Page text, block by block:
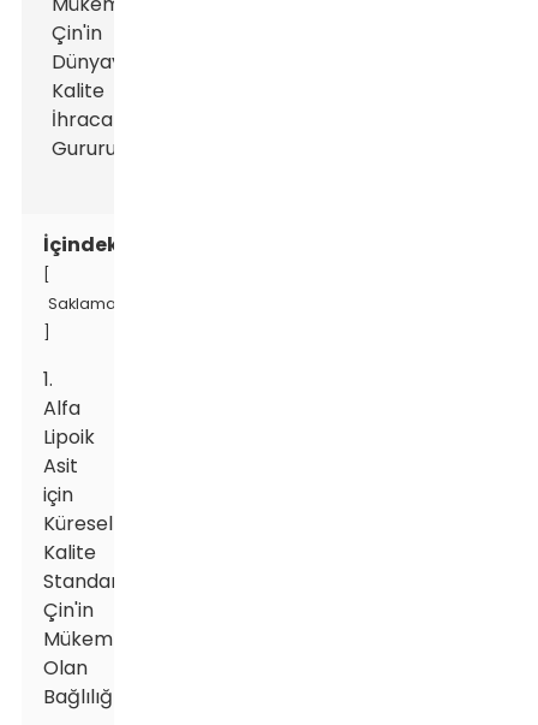
İçindekiler
Saklamak
1.
Alfa
Lipoik
Asit
için
Küresel
Kalite
Standartları:
Çin'in
Mükemmelliğe
Olan
Bağlılığı